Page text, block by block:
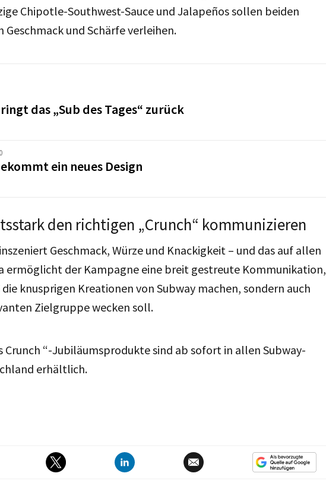
Chipotle-Southwest-Sauce und Jalapeños sollen beiden
Geschmack und Schärfe verleihen.
das „Sub des Tages“ zurück
ein neues Design
den richtigen „Crunch“ kommunizieren
Geschmack, Würze und Knackigkeit – und das auf allen
ermöglicht der Kampagne eine breit gestreute Kommunikation,
knusprigen Kreationen von Subway machen, sondern auch
Zielgruppe wecken soll.
Crunch “-Jubiläumsprodukte sind ab sofort in allen Subway-
erhältlich.